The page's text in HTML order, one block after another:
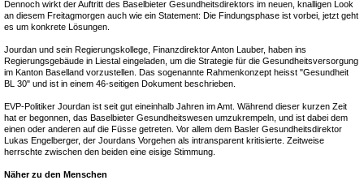
Dennoch wirkt der Auftritt des Baselbieter Gesundheitsdirektors im neuen, knalligen Look
an diesem Freitagmorgen auch wie ein Statement: Die Findungsphase ist vorbei, jetzt geht
es um konkrete Lösungen.
Jourdan und sein Regierungskollege, Finanzdirektor Anton Lauber, haben ins
Regierungsgebäude in Liestal eingeladen, um die Strategie für die Gesundheitsversorgung
im Kanton Baselland vorzustellen. Das sogenannte Rahmenkonzept heisst "Gesundheit
BL 30" und ist in einem 46-seitigen Dokument beschrieben.
EVP-Politiker Jourdan ist seit gut eineinhalb Jahren im Amt. Während dieser kurzen Zeit
hat er begonnen, das Baselbieter Gesundheitswesen umzukrempeln, und ist dabei dem
einen oder anderen auf die Füsse getreten. Vor allem dem Basler Gesundheitsdirektor
Lukas Engelberger, der Jourdans Vorgehen als intransparent kritisierte. Zeitweise
herrschte zwischen den beiden eine eisige Stimmung.
Näher zu den Menschen